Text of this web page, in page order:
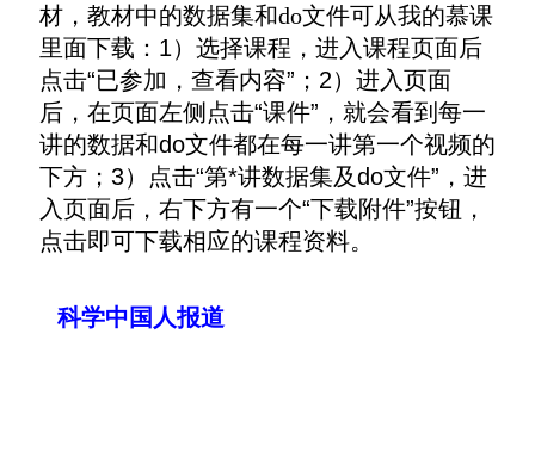
材，教材中的数据集和do文件可从我的慕课
里面下载： 1）选择课程，进入课程页面后
点击“已参加，查看内容”；2）进入页面
后，在页面左侧点击“课件”，就会看到每一
讲的数据和do文件都在每一讲第一个视频的
下方；3）点击“第*讲数据集及do文件”，进
入页面后，右下方有一个“下载附件”按钮，
点击即可下载相应的课程资料。
科学中国人报道